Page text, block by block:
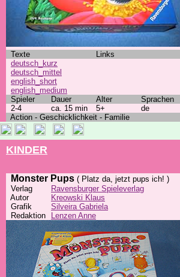
Texte
Links
deutsch_kurz
deutsch_mittel
english_short
english_medium
Spieler Dauer Alter Sprachen
2-4
ca. 15 min 5+ de
Action - Geschicklichkeit - Familie
KINDER
Monster Pups ( Platz da, jetzt pups ich! )
Verlag
Ravensburger Spieleverlag
Autor
Kreowski Klaus
Grafik
Silveira Gabriela
Redaktion
Lenzen Anne